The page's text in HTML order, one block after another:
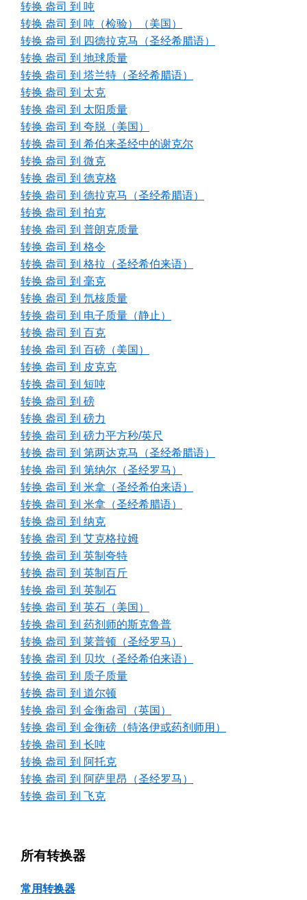
转换 盎司 到 吨
转换 盎司 到 吨（检验）（美国）
转换 盎司 到 四德拉克马（圣经希腊语）
转换 盎司 到 地球质量
转换 盎司 到 塔兰特（圣经希腊语）
转换 盎司 到 太克
转换 盎司 到 太阳质量
转换 盎司 到 夸脱（美国）
转换 盎司 到 希伯来圣经中的谢克尔
转换 盎司 到 微克
转换 盎司 到 德克格
转换 盎司 到 德拉克马（圣经希腊语）
转换 盎司 到 拍克
转换 盎司 到 普朗克质量
转换 盎司 到 格令
转换 盎司 到 格拉（圣经希伯来语）
转换 盎司 到 毫克
转换 盎司 到 氘核质量
转换 盎司 到 电子质量（静止）
转换 盎司 到 百克
转换 盎司 到 百磅（美国）
转换 盎司 到 皮克克
转换 盎司 到 短吨
转换 盎司 到 磅
转换 盎司 到 磅力
转换 盎司 到 磅力平方秒/英尺
转换 盎司 到 第两达克马（圣经希腊语）
转换 盎司 到 第纳尔（圣经罗马）
转换 盎司 到 米拿（圣经希伯来语）
转换 盎司 到 米拿（圣经希腊语）
转换 盎司 到 纳克
转换 盎司 到 艾克格拉姆
转换 盎司 到 英制夸特
转换 盎司 到 英制百斤
转换 盎司 到 英制石
转换 盎司 到 英石（美国）
转换 盎司 到 药剂师的斯克鲁普
转换 盎司 到 莱普顿（圣经罗马）
转换 盎司 到 贝坎（圣经希伯来语）
转换 盎司 到 质子质量
转换 盎司 到 道尔顿
转换 盎司 到 金衡盎司（英国）
转换 盎司 到 金衡磅（特洛伊或药剂师用）
转换 盎司 到 长吨
转换 盎司 到 阿托克
转换 盎司 到 阿萨里昂（圣经罗马）
转换 盎司 到 飞克
所有转换器
常用转换器